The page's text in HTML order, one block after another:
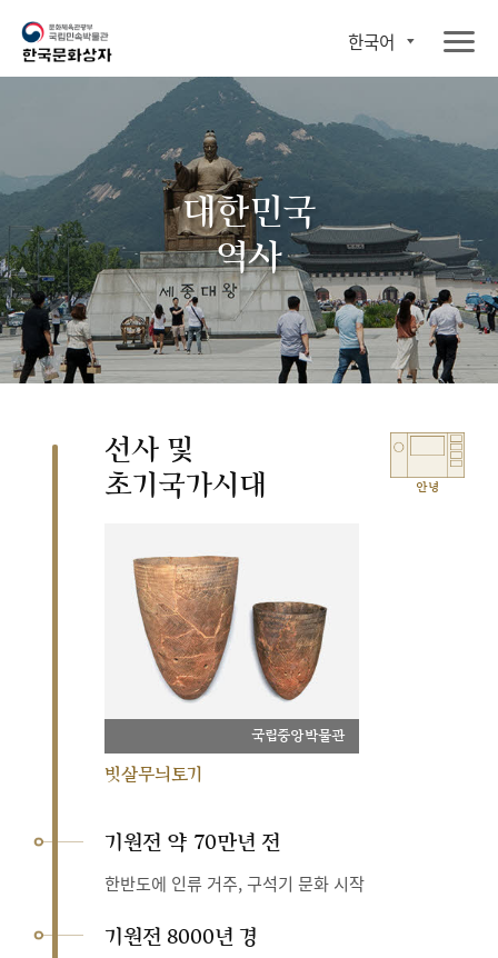
한국어
대한민국
역사
안녕
선사 및
초기국가시대
국립중앙박물관
빗살무늬토기
기원전 약 70만년 전
한반도에 인류 거주, 구석기 문화 시작
기원전 8000년 경